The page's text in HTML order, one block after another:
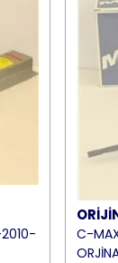
C-